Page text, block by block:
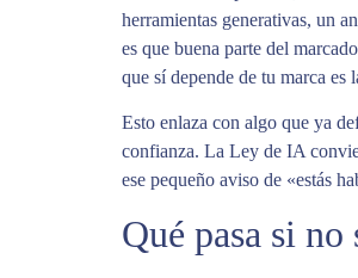
herramientas generativas, un
es que buena parte del
que sí depende de tu marca es
Esto enlaza con algo que ya
confianza. La Ley de IA
ese pequeño aviso de «estás
Qué pasa si no